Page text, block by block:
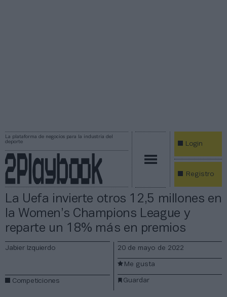
La plataforma de negocios para la industria del
deporte
Login
Registro
La Uefa invierte otros 12,5 millones en
la Women’s Champions League y
reparte un 18% más en premios
Jabier Izquierdo
Competiciones
20 de mayo de 2022
Guardar
Me gusta